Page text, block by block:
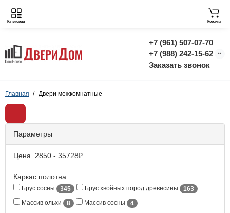
+7 (961) 507-07-70
+7 (988) 242-15-62
Заказать звонок
Категории Корзина
Главная Двери межкомнатные
Параметры
Цена 2850 - 35728₽
Каркас полотна
Брус сосны 345 Брус хвойных пород древесины
163
Массив ольхи
8 Массив сосны 4